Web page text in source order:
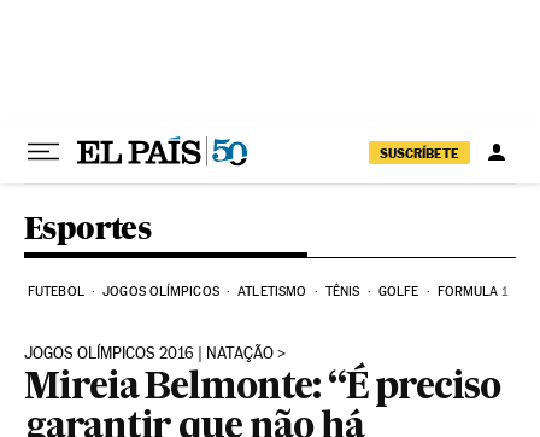
SUSCRÍBETE
Esportes
FUTEBOL JOGOS OLÍMPICOS ATLETISMO TÊNIS GOLFE FORMULA 1
JOGOS OLÍMPICOS 2016 | NATAÇÃO
Mireia Belmonte: “É preciso
garantir que não há